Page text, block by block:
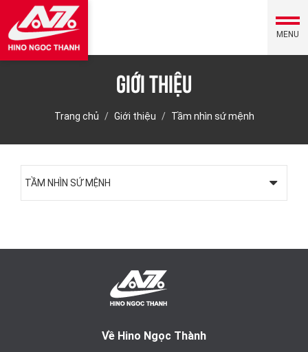
MENU
Giới thiệu
Trang chủ Giới thiệu Tầm nhìn sứ mệnh
TẦM NHÌN SỨ MỆNH
Về Hino Ngọc Thành